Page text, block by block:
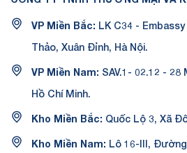
VP Miền Bắc: LK C34 -
Thảo, Xuân Đỉnh, Hà Nội.
VP Miền Nam: SAV.1- 02.12 -
Hồ Chí Minh.
Kho Miền Bắc: Quốc Lộ 3, Xã
Kho Miền Nam: Lô 16-III, Đường